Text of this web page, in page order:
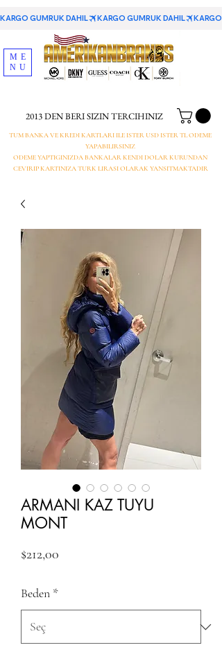
KARGO GUMRUK DAHIL
2013 DEN BERI SIZIN TERCIHINIZ
TUM BANKA VE KREDI KARTLARI ILE ISTER USD ISTER TL ODEME
YAPABILIRSINIZ
ODEME YAPTIGINIZDA BANKALAR KENDI DOLAR KURUNDAN
CEVIRIP KARTINIZA TURK LIRASI OLARAK YANSITMAKTADIR
ME
NU
ARMANI KAZ TUYU
MONT
$212,00
Beden *